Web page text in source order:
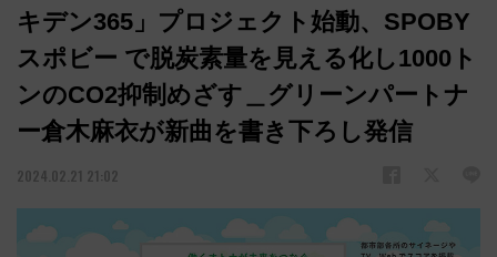
キデン365」プロジェクト始動、SPOBY
スポビー で脱炭素量を見える化し1000ト
ンのCO2抑制めざす＿グリーンパートナ
ー倉木麻衣が新曲を書き下ろし発信
2024.02.21 21:02